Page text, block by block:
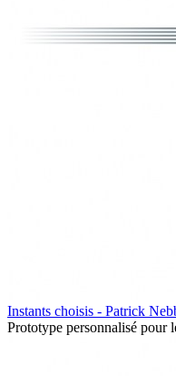
Instants choisis - Patrick
Prototype personnalisé pour